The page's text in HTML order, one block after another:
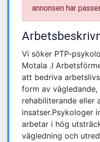
annonsen har
Vi söker PTP-
Motala .I
att bedriva
form av vägledande,
rehabiliterande eller
insatser.Psykologer
arbetar i hög
vägledning och